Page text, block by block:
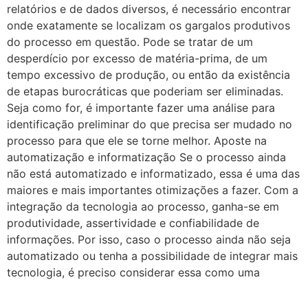
relatórios e de dados diversos, é necessário encontrar
onde exatamente se localizam os gargalos produtivos
do processo em questão. Pode se tratar de um
desperdício por excesso de matéria-prima, de um
tempo excessivo de produção, ou então da existência
de etapas burocráticas que poderiam ser eliminadas.
Seja como for, é importante fazer uma análise para
identificação preliminar do que precisa ser mudado no
processo para que ele se torne melhor. Aposte na
automatização e informatização Se o processo ainda
não está automatizado e informatizado, essa é uma das
maiores e mais importantes otimizações a fazer. Com a
integração da tecnologia ao processo, ganha-se em
produtividade, assertividade e confiabilidade de
informações. Por isso, caso o processo ainda não seja
automatizado ou tenha a possibilidade de integrar mais
tecnologia, é preciso considerar essa como uma